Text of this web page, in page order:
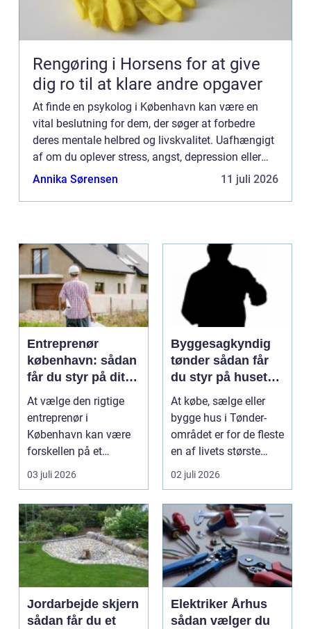
Rengøring i Horsens for at give
dig ro til at klare andre opgaver
At finde en psykolog i København kan være en
vital beslutning for dem, der søger at forbedre
deres mentale helbred og livskvalitet. Uafhængigt
af om du oplever stress, angst, depression eller
livskriser, kan professionel ter...
Annika Sørensen 11 juli 2026
Entreprenør
københavn: sådan
får du styr på dit
byggeprojekt
At vælge den rigtige
entreprenør i
København kan være
forskellen på et
byggeprojekt, der
glider, og ...
03 juli 2026
Byggesagkyndig
tønder sådan får
du styr på husets
tilstand
At købe, sælge eller
bygge hus i Tønder-
området er for de fleste
en af livets største
beslutninger. ...
02 juli 2026
Jordarbejde skjern
sådan får du et
Elektriker Århus
sådan vælger du